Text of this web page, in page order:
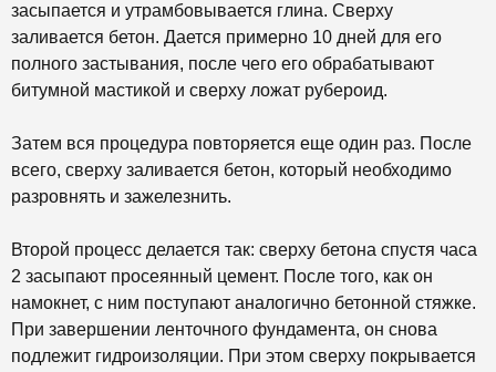
засыпается и утрамбовывается глина. Сверху
заливается бетон. Дается примерно 10 дней для его
полного застывания, после чего его обрабатывают
битумной мастикой и сверху ложат рубероид.
Затем вся процедура повторяется еще один раз. После
всего, сверху заливается бетон, который необходимо
разровнять и зажелезнить.
Второй процесс делается так: сверху бетона спустя часа
2 засыпают просеянный цемент. После того, как он
намокнет, с ним поступают аналогично бетонной стяжке.
При завершении ленточного фундамента, он снова
подлежит гидроизоляции. При этом сверху покрывается